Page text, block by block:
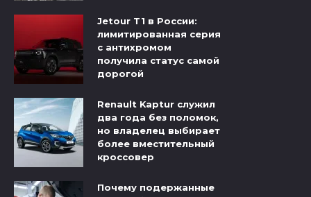
Jetour T1 в России:
лимитированная серия
с антихромом
получила статус самой
дорогой
Renault Kaptur служил
два года без поломок,
но владелец выбирает
более вместительный
кроссовер
Почему подержанные